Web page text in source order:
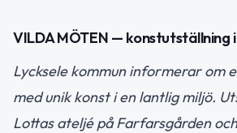
VILDA MÖTEN —
Lycksele kommun informerar om
med unik konst i en lantlig miljö.
Lottas ateljé på Farfarsgården